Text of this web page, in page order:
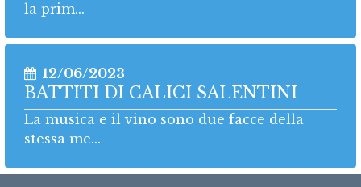
la prim...
12/06/2023
BATTITI DI CALICI SALENTINI
La musica e il vino sono due facce della
stessa me...